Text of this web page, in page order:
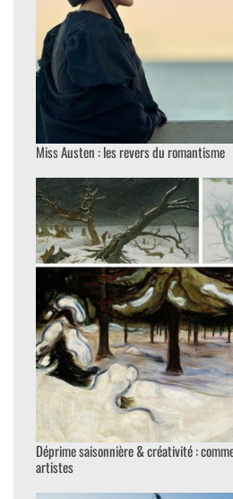
Miss Austen : les revers du romantisme
Déprime saisonnière & créativité :
artistes